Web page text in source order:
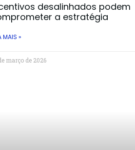
desalinhados podem
a estratégia
MAIS »
março de 2026